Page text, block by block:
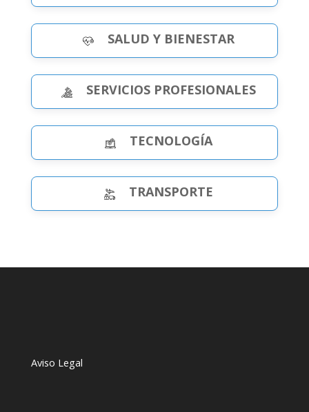
SALUD Y BIENESTAR
SERVICIOS PROFESIONALES
TECNOLOGÍA
TRANSPORTE
Aviso Legal